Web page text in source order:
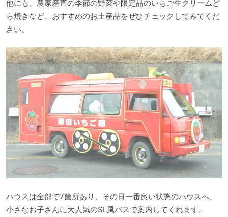
他にも、農家産直の季節の野菜や限定品のいちご生クリームど
ら焼きなど、おすすめのお土産品をぜひチェックしてみてくだ
さい。
ハウスは全部で7箇所あり、その日一番良い状態のハウスへ、
小さなお子さんに大人気のSL風バスで案内してくれます。